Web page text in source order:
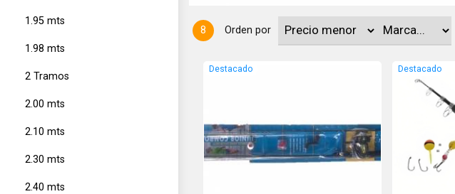
1.95 mts
1.98 mts
2 Tramos
2.00 mts
2.10 mts
2.30 mts
2.40 mts
8 Orden por
Destacado Destacado